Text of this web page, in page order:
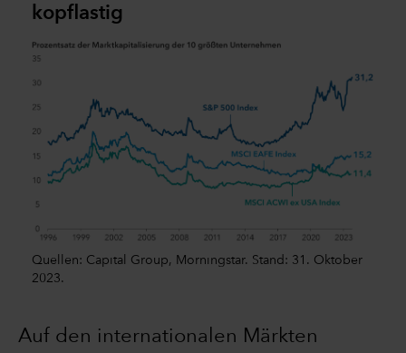
kopflastig
Quellen: Capital Group, Morningstar. Stand: 31. Oktober
2023.
Auf den internationalen Märkten